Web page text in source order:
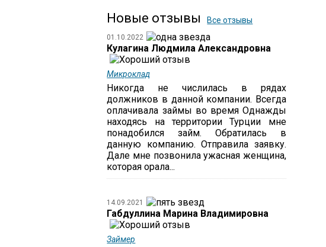
Новые отзывы Все отзывы
01.10.2022
Кулагина Людмила Александровна
Микроклад
Никогда не числилась в рядах
должников в данной компании. Всегда
оплачивала займы во время Однажды
находясь на территории Турции мне
понадобился займ. Обратилась в
данную компанию. Отправила заявку.
Дале мне позвонила ужасная женщина,
которая орала...
14.09.2021
Габдуллина Марина Владимировна
Займер